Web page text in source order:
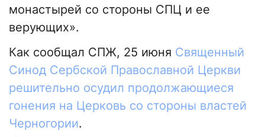
монастырей со стороны СПЦ и ее
верующих».
Как сообщал СПЖ, 25 июня Священный
Синод Сербской Православной Церкви
решительно осудил продолжающиеся
гонения на Церковь со стороны властей
Черногории.